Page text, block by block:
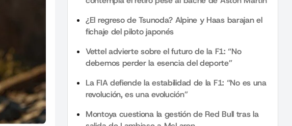
¿El regreso de Tsunoda? Alpine y Haas barajan el
fichaje del piloto japonés
Vettel advierte sobre el futuro de la F1: “No
debemos perder la esencia del deporte”
La FIA defiende la estabilidad de la F1: “No es una
revolución, es una evolución”
Montoya cuestiona la gestión de Red Bull tras la